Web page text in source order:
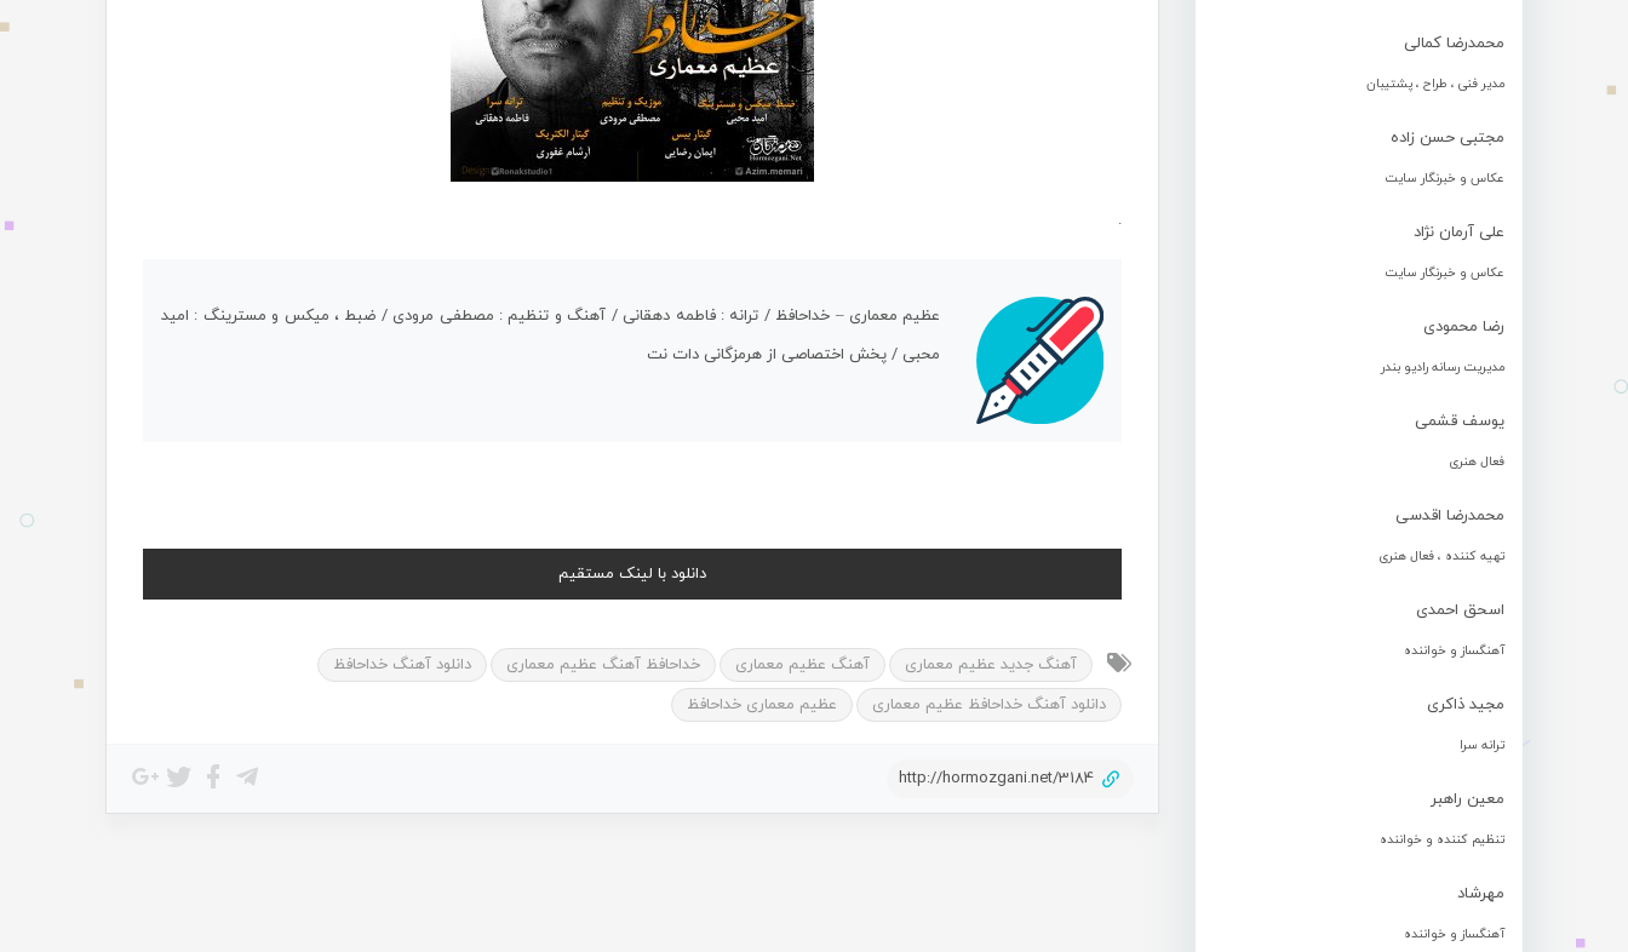
محمدرضا کمالی
مدیر فنی ، طراح ، پشتیبان
مجتبی حسن زاده
عکاس و خبرنگار سایت
علی آرمان نژاد
عکاس و خبرنگار سایت
رضا محمودی
مدیریت رسانه رادیو بندر
یوسف قشمی
فعال هنری
محمدرضا اقدسی
تهیه کننده ، فعال هنری
اسحق احمدی
آهنگساز و خواننده
مجید ذاکری
ترانه سرا
معین راهبر
تنظیم کننده و خواننده
مهرشاد
آهنگساز و خواننده
.
عظیم معماری – خداحافظ / ترانه : فاطمه دهقانی / آهنگ و تنظیم : مصطفی مرودی / ضبط ، میکس و مسترینگ : امید
محبی / پخش اختصاصی از هرمزگانی دات نت
دانلود با لینک مستقیم
آهنگ جدید عظیم معماری آهنگ عظیم معماری خداحافظ آهنگ عظیم معماری
دانلود آهنگ خداحافظ
دانلود آهنگ خداحافظ عظیم معماری
عظیم معماری خداحافظ
http://hormozgani.net/3184